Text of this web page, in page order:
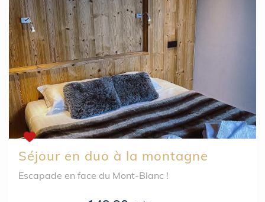
Séjour en duo à la montagne
Escapade en face du Mont-Blanc !